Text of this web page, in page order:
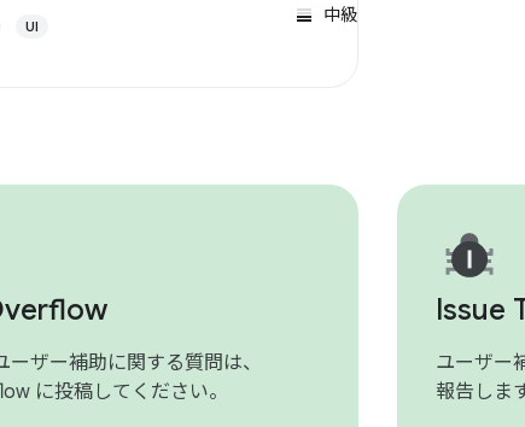
UI
中級
ーザー補助に関する質問は、
に投稿してください。
Issue
ユーザー
報告します